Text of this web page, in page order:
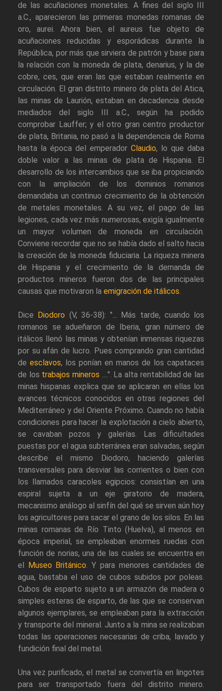
de las acuñaciones monetales. A fines del siglo III
a.C., aparecieron las primeras monedas romanas de
oro, aurei. Ahora bien, el aureus fue objeto de
acuñaciones reducidas y esporádicas durante la
República, por más que sirviera de patrón y base para
la relación con la moneda de plata, denarius, y la de
cobre, ces, que eran las que estaban realmente en
circulación. El gran distrito minero de plata del Atica,
las minas de Laurión, estaban en decadencia desde
mediados del siglo III a.C., según ha podido
comprobar Lauffer; y el otro gran centro productor
de plata, Britania, no pasó a la dependencia de Roma
hasta la época del emperador Claudio, lo que daba
doble valor a las minas de plata de Hispania. El
desarrollo de los intercambios que se iba propiciando
con la ampliación de los dominios romanos
demandaba un continuo crecimiento de la obtención
de metales monetales. A su vez, el pago de las
legiones, cada vez más numerosas, exigía igualmente
un mayor volumen de moneda en circulación.
Conviene recordar que no se había dado el salto hacia
la creación de la moneda fiduciaria. La riqueza minera
de Hispania y el crecimiento de la demanda de
productos mineros fueron dos de las principales
causas que motivaron la emigración de itálicos.
Dice Diodoro (V, 36-38): "... Más tarde, cuando los
romanos se adueñaron de Iberia, gran número de
itálicos llenó las minas y obtenían inmensas riquezas
por su afán de lucro. Pues comprando gran cantidad
de esclavos, los ponían en manos de los capataces
de los trabajos mineros ....". La alta rentabilidad de las
minas hispanas explica que se aplicaran en ellas los
avances técnicos conocidos en otras regiones del
Mediterráneo y del Oriente Próximo. Cuando no había
condiciones para hacer la explotación a cielo abierto,
se cavaban pozos y galerías. Las dificultades
puestas por el agua subterránea eran salvadas, según
describe el mismo Diodoro, haciendo galerías
transversales para desviar las corrientes o bien con
los llamados caracoles egipcios: consistían en una
espiral sujeta a un eje giratorio de madera,
mecanismo análogo al sinfín del qué se sirven aún hoy
los agricultores para sacar el grano de los silos. En las
minas romanas de Río Tinto (Huelva), al menos en
época imperial, se empleaban enormes ruedas con
función de norias, una de las cuales se encuentra en
el
Museo Británico. Y para menores cantidades de
agua, bastaba el uso de cubos subidos por poleas.
Cubos de esparto sujeto a un armazón de madera o
simples esteras de esparto, de las que se conservan
algunos ejemplares, se empleaban para la extracción
y transporte del mineral. Junto a la mina se realizaban
todas las operaciones necesarias de criba, lavado y
fundición final del metal.
Una vez purificado, el metal se convertía en lingotes
para ser transportado fuera del distrito minero.